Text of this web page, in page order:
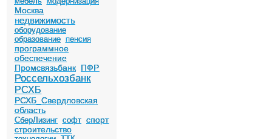
Москва
недвижимость
оборудование
образование пенсия
программное
обеспечение
Промсвязьбанк ПФР
Россельхозбанк
РСХБ
РСХБ_Свердловская
область
СберЛизинг софт спорт
строительство